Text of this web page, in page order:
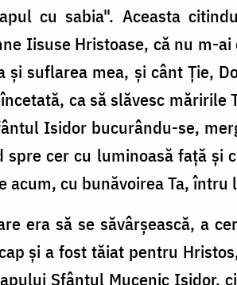
cu sabia". Aceasta
Iisuse Hristoase, că nu m-
și suflarea mea, și cânt Ție,
ca să slăvesc
Isidor bucurându-se,
spre cer cu luminoasă față și
acum, cu bunăvoirea Ta,
era să se săvârșească, a
și a fost tăiat pentru
Sfântul Mucenic Isidor,